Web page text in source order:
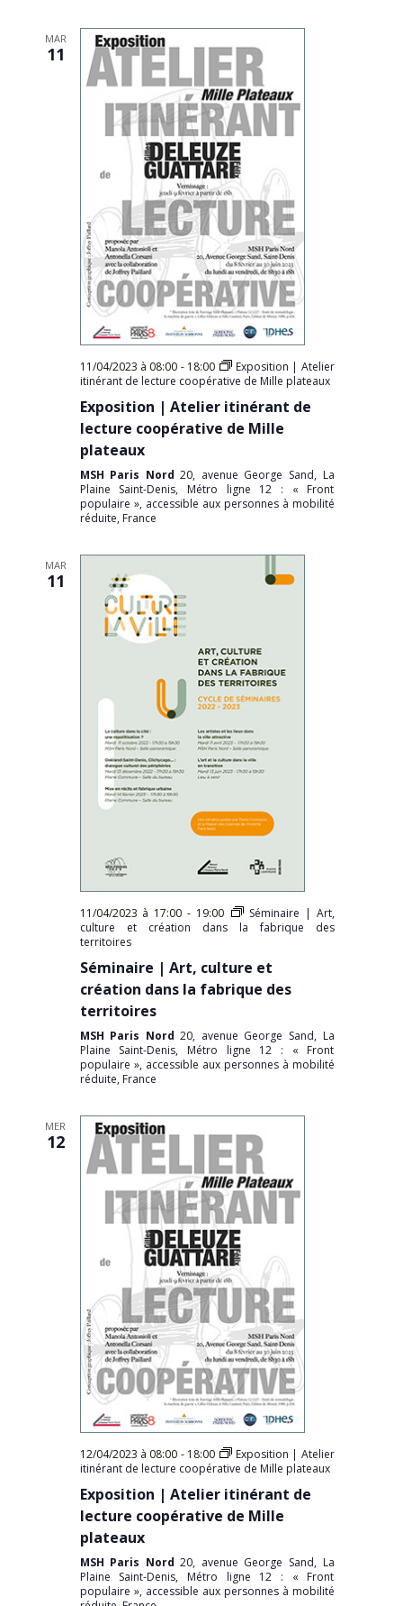
MAR
11
11/04/2023 à 08:00 - 18:00
Exposition | Atelier
itinérant de lecture coopérative de Mille plateaux
Exposition | Atelier itinérant de
lecture coopérative de Mille
plateaux
MSH Paris Nord20, avenue George Sand, La
Plaine Saint-Denis, Métro ligne 12 : « Front
populaire », accessible aux personnes à mobilité
réduite, France
MAR
11
11/04/2023 à 17:00 - 19:00
Séminaire | Art,
culture et création dans la fabrique des
territoires
Séminaire | Art, culture et
création dans la fabrique des
territoires
MSH Paris Nord20, avenue George Sand, La
Plaine Saint-Denis, Métro ligne 12 : « Front
populaire », accessible aux personnes à mobilité
réduite, France
MER
12
12/04/2023 à 08:00 - 18:00
Exposition | Atelier
itinérant de lecture coopérative de Mille plateaux
Exposition | Atelier itinérant de
lecture coopérative de Mille
plateaux
MSH Paris Nord20, avenue George Sand, La
Plaine Saint-Denis, Métro ligne 12 : « Front
populaire », accessible aux personnes à mobilité